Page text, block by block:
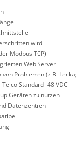
wird
Modbus TCP)
Web Server
Problemen (z.B.
Standard -48 VDC
Geräten zu nutzen
Datenzentren